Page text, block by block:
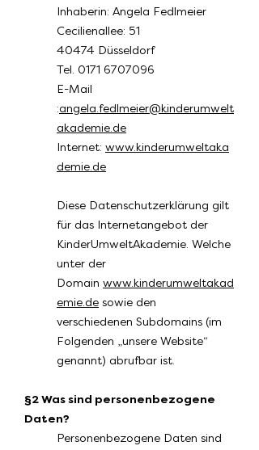
Inhaberin: Angela Fedlmeier
Cecilienallee: 51
40474 Düsseldorf
Tel. 0171 6707096
E-Mail
:angela.fedlmeier@kinderumwelt
akademie.de
Internet: www.kinderumweltaka
demie.de
Diese Datenschutzerklärung gilt
für das Internetangebot der
KinderUmweltAkademie. Welche
unter der
Domain www.kinderumweltakad
emie.de sowie den
verschiedenen Subdomains (im
Folgenden „unsere Website“
genannt) abrufbar ist.
§2 Was sind personenbezogene
Daten?
Personenbezogene Daten sind